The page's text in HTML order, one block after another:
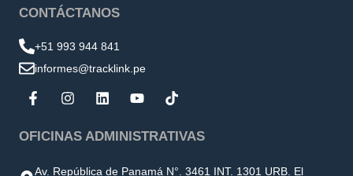
CONTÁCTANOS
+51 993 944 841
informes@tracklink.pe
OFICINAS ADMINISTRATIVAS
Av. República de Panamá N°. 3461 INT. 1301 URB. El